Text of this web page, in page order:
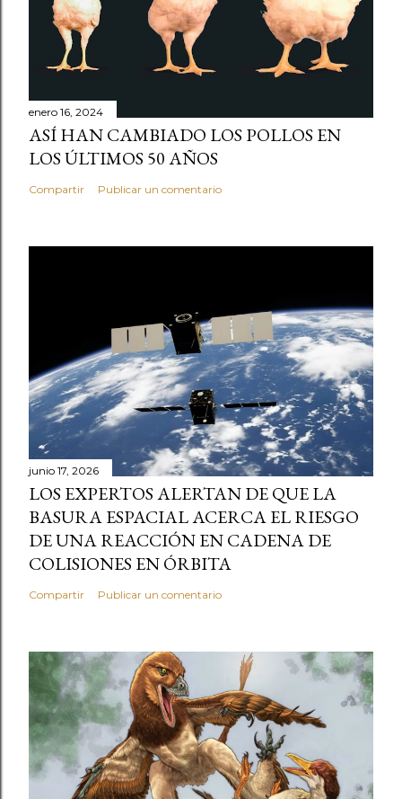
enero 16, 2024
ASÍ HAN CAMBIADO LOS POLLOS EN
LOS ÚLTIMOS 50 AÑOS
Compartir Publicar un comentario
junio 17, 2026
LOS EXPERTOS ALERTAN DE QUE LA
BASURA ESPACIAL ACERCA EL RIESGO
DE UNA REACCIÓN EN CADENA DE
COLISIONES EN ÓRBITA
Compartir Publicar un comentario